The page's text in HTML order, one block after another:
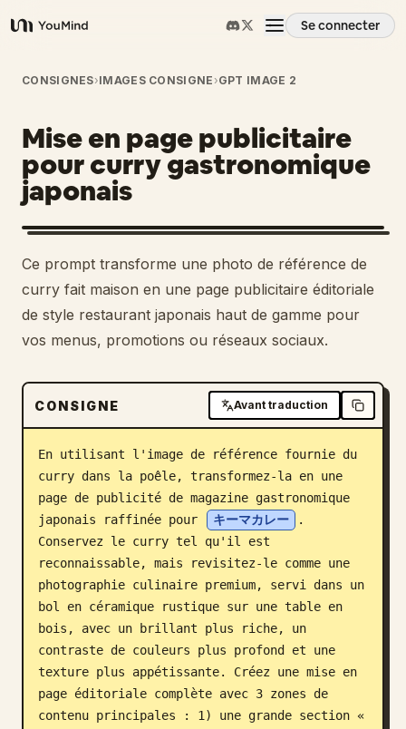
YouMind
Se connecter
Aperçu
Cas d'usage
Compétences
Invites
Tarifs
Blog
Mises à jour
CONSIGNES›IMAGES CONSIGNE ›GPT IMAGE 2
Mise en page publicitaire
pour curry gastronomique
japonais
Ce prompt transforme une photo de référence de
curry fait maison en une page publicitaire éditoriale
de style restaurant japonais haut de gamme pour
vos menus, promotions ou réseaux sociaux.
CONSIGNE Avant traduction
En utilisant l'image de référence fournie du
curry dans la poêle, transformez-la en une
page de publicité de magazine gastronomique
japonais raffinée pour
キーマカレー
.
Conservez le curry tel qu'il est
reconnaissable, mais revisitez-le comme une
photographie culinaire premium, servi dans un
bol en céramique rustique sur une table en
bois, avec un brillant plus riche, un
contraste de couleurs plus profond et une
texture plus appétissante. Créez une mise en
page éditoriale complète avec 3 zones de
contenu principales : 1) une grande section «